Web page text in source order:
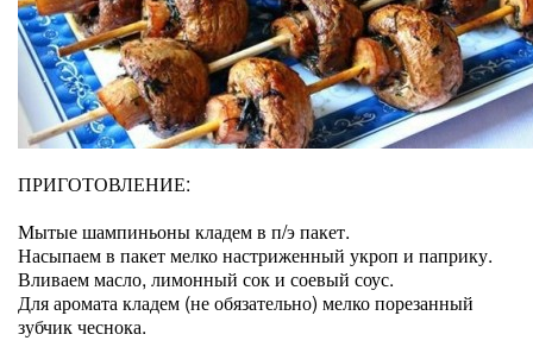
ПРИГОТОВЛЕНИЕ:
Мытые шампиньоны кладем в п/э пакет.
Насыпаем в пакет мелко настриженный укроп и паприку.
Вливаем масло, лимонный сок и соевый соус.
Для аромата кладем (не обязательно) мелко порезанный
зубчик чеснока.